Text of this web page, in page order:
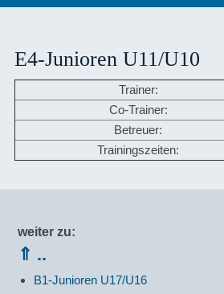
E4-Junioren U11/U10
Trainer:
Co-Trainer:
Betreuer:
Trainingszeiten:
weiter zu:
⇑ ..
B1-Junioren U17/U16